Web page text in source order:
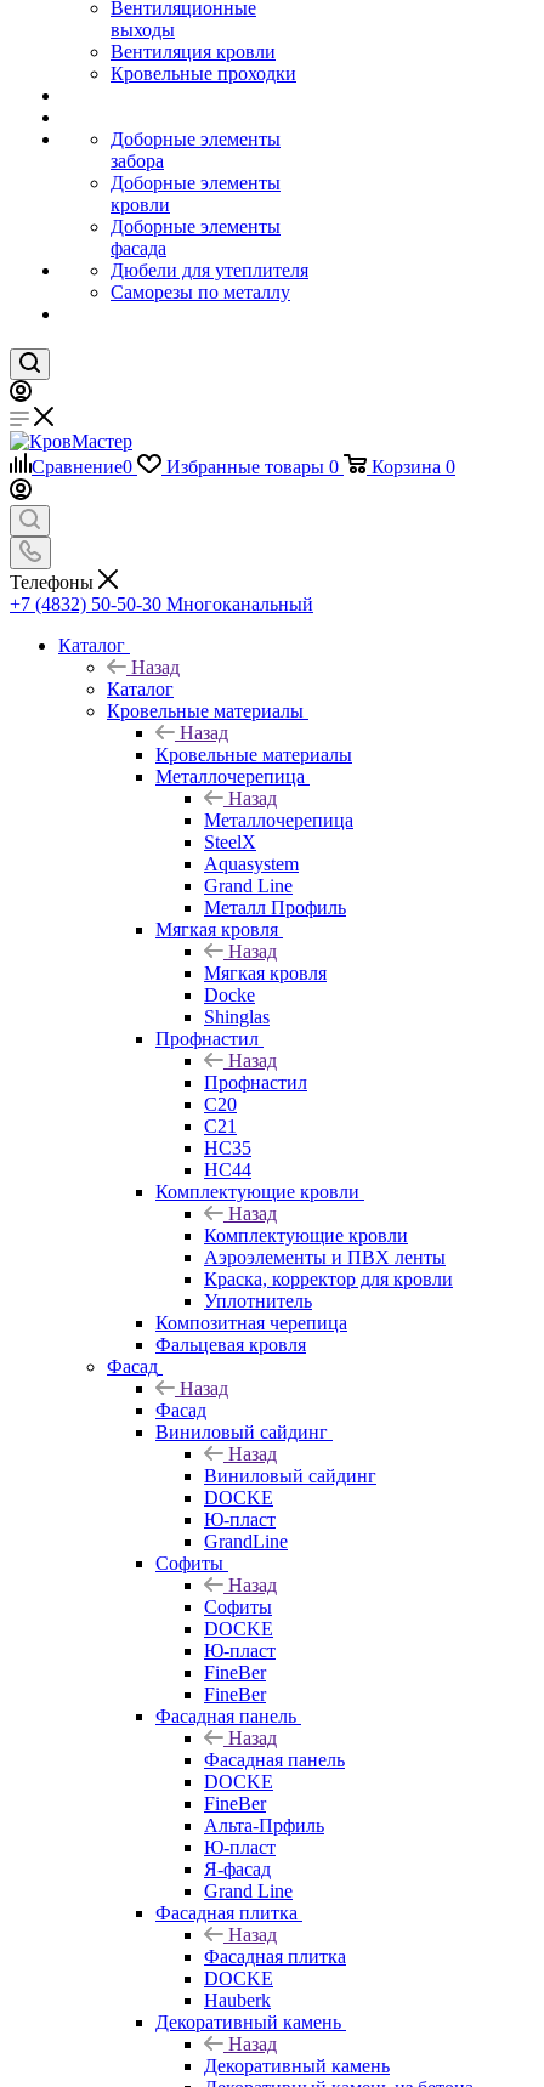
Вентиляционные
выходы
Вентиляция кровли
Кровельные проходки
Доборные элементы
забора
Доборные элементы
кровли
Доборные элементы
фасада
Дюбели для утеплителя
Саморезы по металлу
Сравнение0 Избранные товары 0 Корзина 0
Телефоны
+7 (4832) 50-50-30 Многоканальный
Каталог
Назад
Каталог
Кровельные материалы
Назад
Кровельные материалы
Металлочерепица
Назад
Металлочерепица
SteelX
Aquasystem
Grand Line
Металл Профиль
Мягкая кровля
Назад
Мягкая кровля
Docke
Shinglas
Профнастил
Назад
Профнастил
C20
C21
НС35
НС44
Комплектующие кровли
Назад
Комплектующие кровли
Аэроэлементы и ПВХ ленты
Краска, корректор для кровли
Уплотнитель
Композитная черепица
Фальцевая кровля
Фасад
Назад
Фасад
Виниловый сайдинг
Назад
Виниловый сайдинг
DOCKE
Ю-пласт
GrandLine
Софиты
Назад
Софиты
DOCKE
Ю-пласт
FineBer
FineBer
Фасадная панель
Назад
Фасадная панель
DOCKE
FineBer
Альта-Прфиль
Ю-пласт
Я-фасад
Grand Line
Фасадная плитка
Назад
Фасадная плитка
DOCKE
Hauberk
Декоративный камень
Назад
Декоративный камень